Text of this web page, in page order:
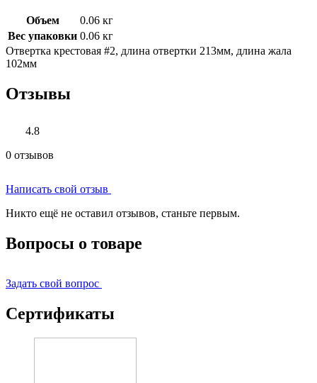
Объем
0.06 кг
Вес упаковки 0.06 кг
Отвеpтка крестовая #2, длина отвертки 213мм, длина жала
102мм
Отзывы
4.8
0 отзывов
Написать свой отзыв
Никто ещё не оставил отзывов, станьте первым.
Вопросы о товаре
Задать свой вопрос
Сертификаты